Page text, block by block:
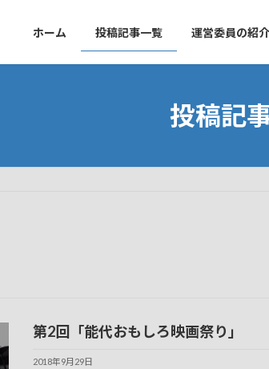
ホーム 投稿記事一覧 運営委員の紹介
投稿記
第2回「能代おもしろ映画祭り」
2018年9月29日